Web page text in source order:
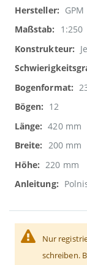
InformationenGPM
1:250
12
420 mm
200 mm
220 mm
Nur
schreiben.